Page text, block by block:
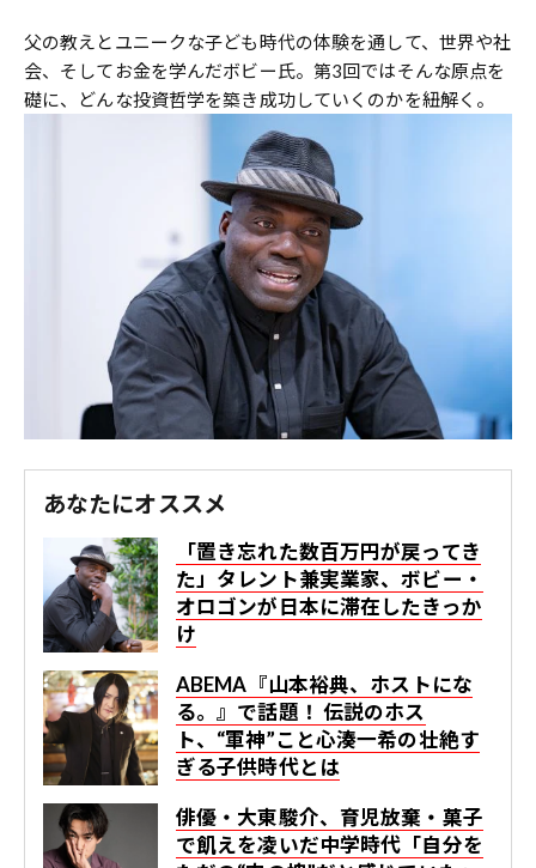
父の教えとユニークな子ども時代の体験を通して、世界や社
会、そしてお金を学んだボビー氏。第3回ではそんな原点を
礎に、どんな投資哲学を築き成功していくのかを紐解く。
あなたにオススメ
「置き忘れた数百万円が戻ってき
た」タレント兼実業家、ボビー・
オロゴンが日本に滞在したきっか
け
ABEMA『山本裕典、ホストにな
る。』で話題！ 伝説のホス
ト、“軍神”こと心湊一希の壮絶す
ぎる子供時代とは
俳優・大東駿介、育児放棄・菓子
で飢えを凌いだ中学時代「自分を